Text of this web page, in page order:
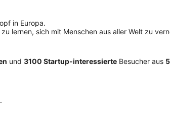
in Europa.
lernen, sich mit Menschen aus aller Welt zu
und 3100 Startup-interessierte Besucher aus